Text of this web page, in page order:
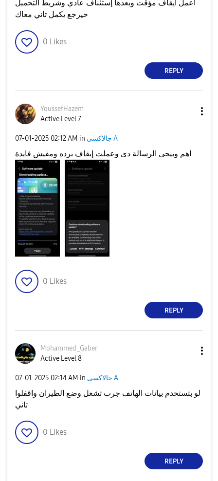
اعمل ايقاف مؤقت وبعدها إستئناف عادي وشريط التحميل
حيرجع يكمل تاني معاك
0 Likes
REPLY
YoussefHazem
Active Level 7
‎07-01-2025 02:12 AM in جالاكسى A
اهم وبيجى الرسالة دى وعملت إيقاف برده ومفيش فايدة
0 Likes
REPLY
Mohammed_Gaber
Active Level 8
‎07-01-2025 02:14 AM in جالاكسى A
لو بتستخدم بيانات الهاتف جرب تشغل وضع الطيران واقفلوا
تاني
0 Likes
REPLY